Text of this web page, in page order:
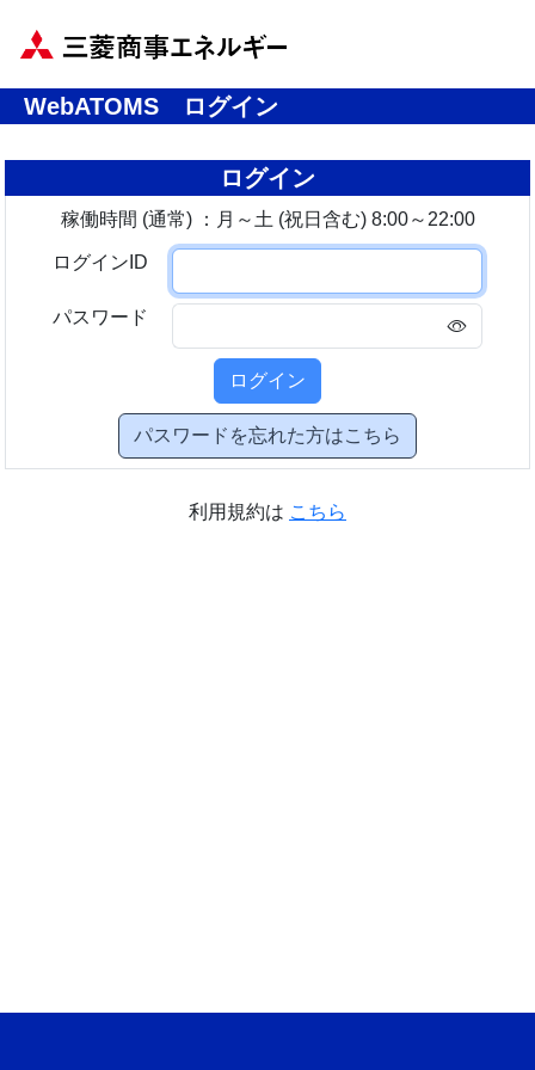
WebATOMS ログイン
ログイン
稼働時間 (通常) ：月～土 (祝日含む) 8:00～22:00
ログインID
パスワード
ログイン
パスワードを忘れた方はこちら
利用規約は こちら